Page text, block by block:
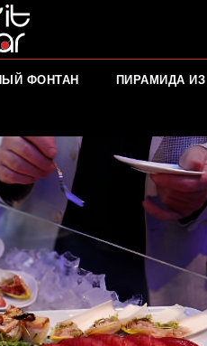
ФОНТАН ПИРАМИДА